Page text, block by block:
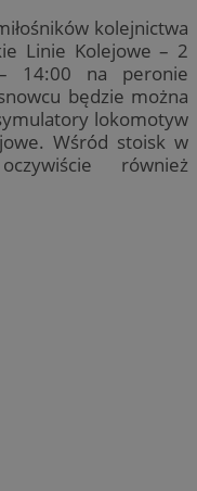
kolejnictwa
Linie Kolejowe – 2
14:00 na peronie
będzie można
lokomotyw
Wśród stoisk w
również